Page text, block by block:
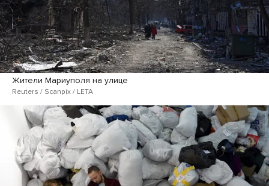
Жители Мариуполя на улице
Reuters / Scanpix / LETA